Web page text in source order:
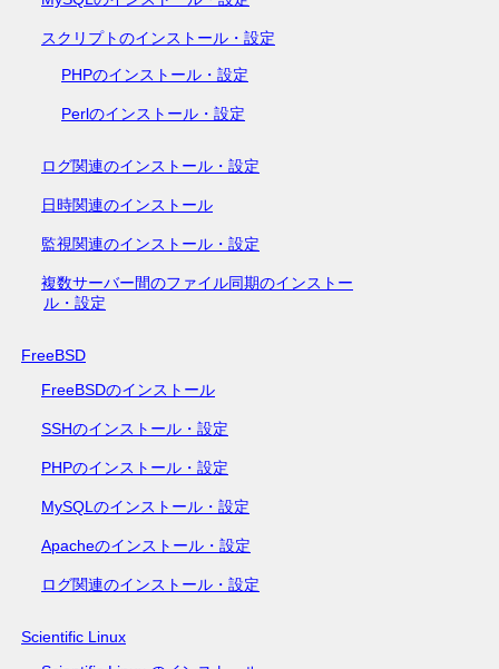
スクリプトのインストール・設定
PHPのインストール・設定
Perlのインストール・設定
ログ関連のインストール・設定
日時関連のインストール
監視関連のインストール・設定
複数サーバー間のファイル同期のインストー
ル・設定
FreeBSD
FreeBSDのインストール
SSHのインストール・設定
PHPのインストール・設定
MySQLのインストール・設定
Apacheのインストール・設定
ログ関連のインストール・設定
Scientific Linux